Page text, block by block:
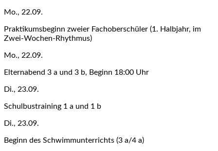
Mo., 22.09.
Praktikumsbeginn zweier Fachoberschüler (1. Halbjahr, im
Zwei-Wochen-Rhythmus)
Mo., 22.09.
Elternabend 3 a und 3 b, Beginn 18:00 Uhr
Di., 23.09.
Schulbustraining 1 a und 1 b
Di., 23.09.
Beginn des Schwimmunterrichts (3 a/4 a)